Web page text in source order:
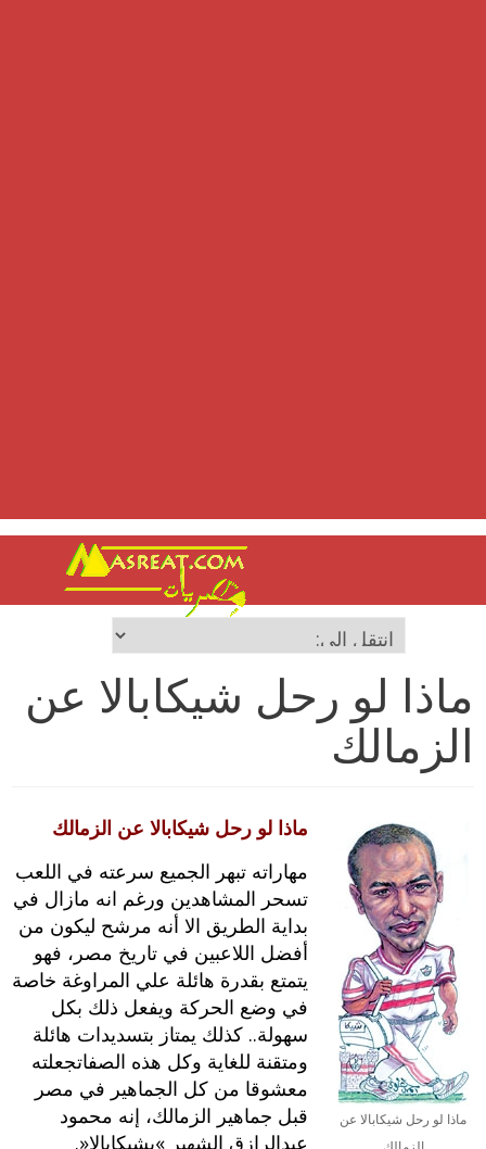
ماذا لو رحل شيكابالا عن
الزمالك
ماذا لو رحل شيكابالا عن
ماذا لو رحل شيكابالا عن الزمالك
مهاراته تبهر الجميع سرعته في اللعب
تسحر المشاهدين ورغم انه مازال في
بداية الطريق الا أنه مرشح ليكون من
أفضل اللاعبين في تاريخ مصر،‮ ‬فهو
يتمتع بقدرة هائلة علي المراوغة خاصة
في وضع الحركة ويفعل ذلك بكل
سهولة‮.. ‬كذلك يمتاز بتسديدات هائلة
ومتقنة للغاية وكل هذه الصفاتجعلته
معشوقا من كل الجماهير في مصر
قبل جماهير الزمالك،‮ ‬إنه محمود
عبدالرازق الشهير‮ »‬بشيكابالا‮«.‬